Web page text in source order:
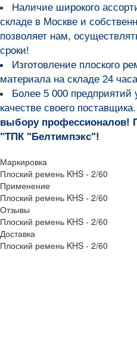
Наличие широкого
складе в Москве и
позволяет нам,
сроки!
Изготовление плоского
материала на складе 24
Более 5 000
качестве своего поставщика.
выбору профессионалов!
"ТПК "Белтимпэкс"!
Маркировка
Плоский ремень KHS - 2/60
Применение
Плоский ремень KHS - 2/60
Отзывы
Плоский ремень KHS - 2/60
Доставка
Плоский ремень KHS - 2/60